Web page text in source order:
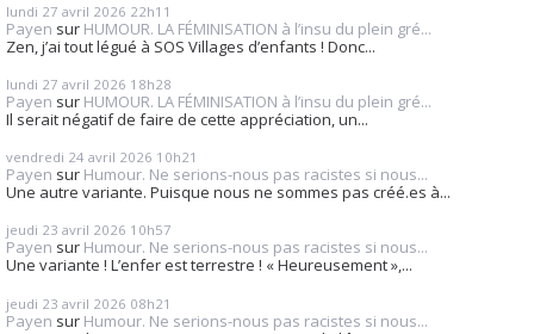
lundi 27 avril 2026 22h11
Payen sur HUMOUR. LA FÉMINISATION à l’insu du plein gré...
Zen, j’ai tout légué à SOS Villages d’enfants ! Donc...
lundi 27 avril 2026 18h28
Payen sur HUMOUR. LA FÉMINISATION à l’insu du plein gré...
Il serait négatif de faire de cette appréciation, un...
vendredi 24 avril 2026 10h21
Payen sur Humour. Ne serions-nous pas racistes si nous...
Une autre variante. Puisque nous ne sommes pas créé.es à...
jeudi 23 avril 2026 10h57
Payen sur Humour. Ne serions-nous pas racistes si nous...
Une variante ! L’enfer est terrestre ! « Heureusement »,...
jeudi 23 avril 2026 08h21
Payen sur Humour. Ne serions-nous pas racistes si nous...